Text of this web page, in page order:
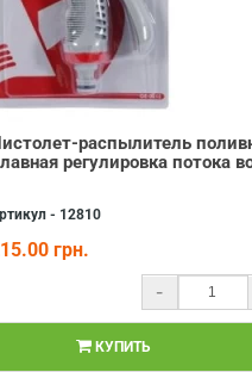
распылитель
регулировка потока
- 12810
грн.
-
КУПИТЬ